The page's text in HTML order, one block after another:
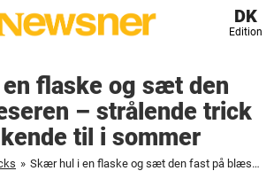
DK
Edition
flaske og sæt den
– strålende trick
til i sommer
» Skær hul i en flaske og sæt den fast på blæseren – strålende trick alle burde kende til i sommer